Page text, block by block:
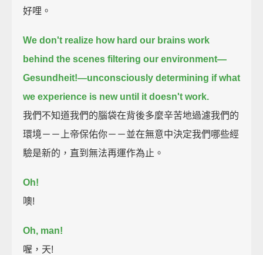
好哩。
We don't realize how hard our brains work
behind the scenes filtering our environment—
Gesundheit!—unconsciously determining if what
we experience is new until it doesn't work.
我們不知道我們的腦袋在背後多麼辛苦地過濾我們的
環境－－上帝保佑你－－並在無意中決定我們哪些經
驗是新的，直到無法再運作為止。
Oh!
噢!
Oh, man!
喔，天!